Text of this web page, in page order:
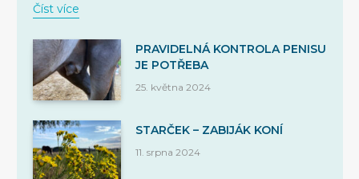
Číst více
PRAVIDELNÁ KONTROLA PENISU
JE POTŘEBA
25. května 2024
STARČEK – ZABIJÁK KONÍ
11. srpna 2024